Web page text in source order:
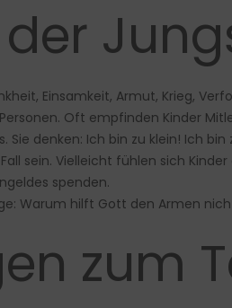
Einsamkeit, Armut, Krieg,
Oft empfinden Kinder
Sie denken: Ich bin zu klein! Ich
sein. Vielleicht fühlen sich
spenden.
Warum hilft Gott den Armen
zum